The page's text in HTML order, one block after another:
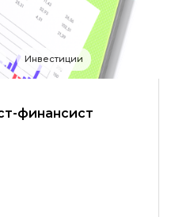
Инвестиции
финансист